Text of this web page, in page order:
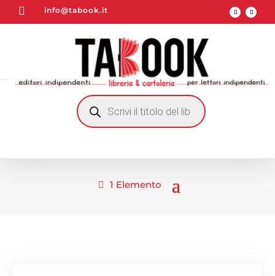
 info@tabook.it
RICERCA
PRODOTTI
1 Elemento